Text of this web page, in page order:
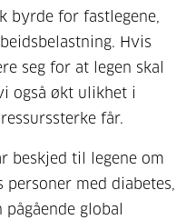
byrde for fastlegene,
Hvis
seg for at legen skal
også økt ulikhet i
får.
beskjed til legene om
personer med diabetes,
global